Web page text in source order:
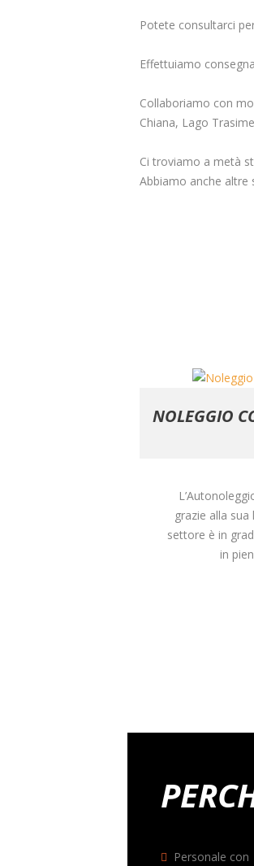
Potete consultarci
Effettuiamo
Collaboriamo con
Chiana, Lago
Ci troviamo a metà
Abbiamo anche altre
NOLEGGIO
grazie alla
settore è in
in
Personale con